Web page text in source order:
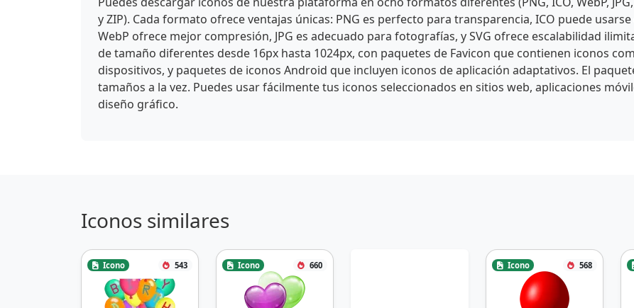
y ZIP). Cada formato ofrece ventajas únicas: PNG es perfecto para transparencia, ICO puede
WebP ofrece mejor compresión, JPG es adecuado para fotografías, y SVG ofrece escalabilidad
de tamaño diferentes desde 16px hasta 1024px, con paquetes de Favicon que contienen iconos
dispositivos, y paquetes de iconos Android que incluyen iconos de aplicación adaptativos. El
tamaños a la vez. Puedes usar fácilmente tus iconos seleccionados en sitios web, aplicaciones
diseño gráfico.
Iconos similares
Icono 543 Icono 660 Icono 568